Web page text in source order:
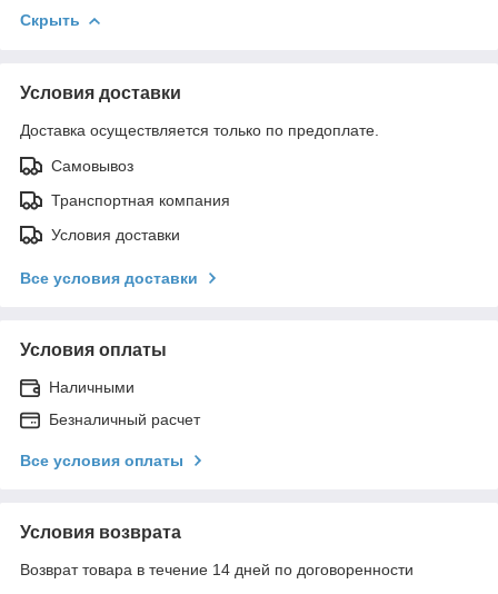
Скрыть
Условия доставки
Доставка осуществляется только по предоплате.
Самовывоз
Транспортная компания
Условия доставки
Все условия доставки
Условия оплаты
Наличными
Безналичный расчет
Все условия оплаты
Условия возврата
Возврат товара в течение 14 дней по договоренности